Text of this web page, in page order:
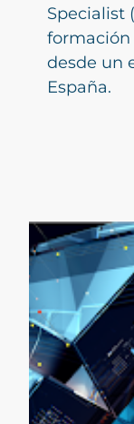
Specialist
desde un
España.